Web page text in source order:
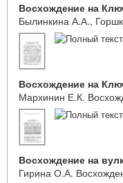
Восхождение на
Былинкина А.А.,
Восхождение на
Мархинин Е.К.
Восхождение на
Гирина О.А.